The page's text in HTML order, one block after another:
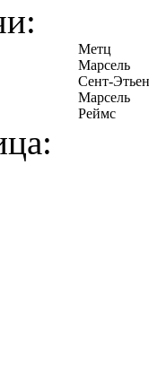
Метц
Марсель
Сент-Этьен
Марсель
Реймс